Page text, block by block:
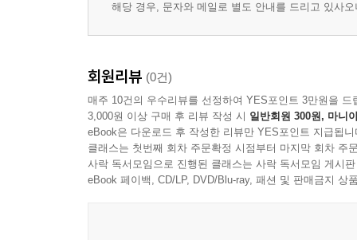
해당 경우, 문자와 메일로 별도 안내를 드리고 있사
회원리뷰 (0건)
매주 10건의 우수리뷰를 선정하여 YES포인트 3만원을 드
3,000원 이상 구매 후 리뷰 작성 시 일반회원 300원, 마니
eBook은 다운로드 후 작성한 리뷰만 YES포인트 지급됩니
클래스는 첫번째 회차 주문확정 시점부터 마지막 회차 주
사락 독서모임으로 진행된 클래스는 사락 독서모임 게시
eBook 페이백, CD/LP, DVD/Blu-ray, 패션 및 판매금지 상